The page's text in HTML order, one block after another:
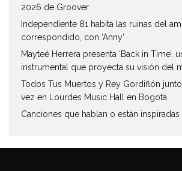
2026 de Groover
Independiente 81 habita las ruinas del
correspondido, con ‘Anny’
Mayteé Herrera presenta ‘Back in Time’,
instrumental que proyecta su visión del
Todos Tus Muertos y Rey Gordiflón
vez en Lourdes Music Hall en Bogotá
Canciones que hablan o están